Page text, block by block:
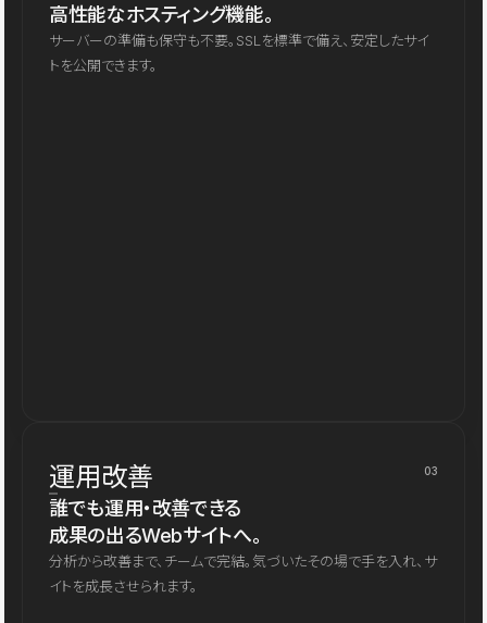
高性能なホスティング機能。
サーバーの準備も保守も不要。SSLを標準で備え、安定したサイ
トを公開できます。
運用改善 03
誰でも運用・改善できる
成果の出るWebサイトへ。
分析から改善まで、チームで完結。気づいたその場で手を入れ、サ
イトを成長させられます。